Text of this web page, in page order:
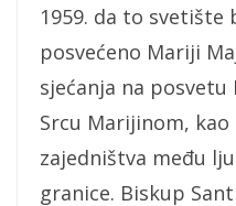
1959. da to svetište
posvećeno Mariji
sjećanja na
Srcu Marijinom,
zajedništva među
granice. Biskup